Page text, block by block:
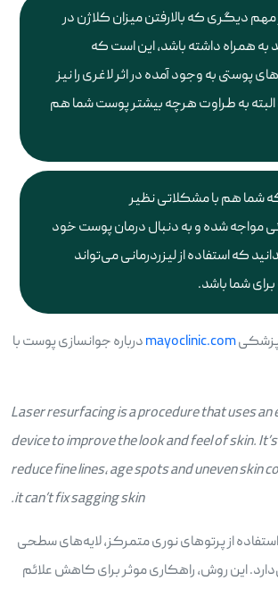
دیگری که بالارفتن میزان کلاژن در
همراه داشته باشد، این است که
پوستی به وجود آمده در اثر لاغری را نیز
به طراوت هرچه بیشتر پوست شما هم
شما هم با مشکلاتی نظیر
مواجه شده و به دنبال درمان پوست خود
که استفاده از لیزردرمانی می‌تواند
شما باشد.
پزشکیmayoclinic.comدرباره جوانسازی پوست با
Laser resurfacing is a procedure that uses
device to improve the look and feel of skin.
reduce fine lines, age spots and uneven skin
it can’t fix sagging skin.
استفاده از پرتوهای نوری متمرکز، لایه‌های سطحی
این روش، راهکاری موثر برای کاهش علائم